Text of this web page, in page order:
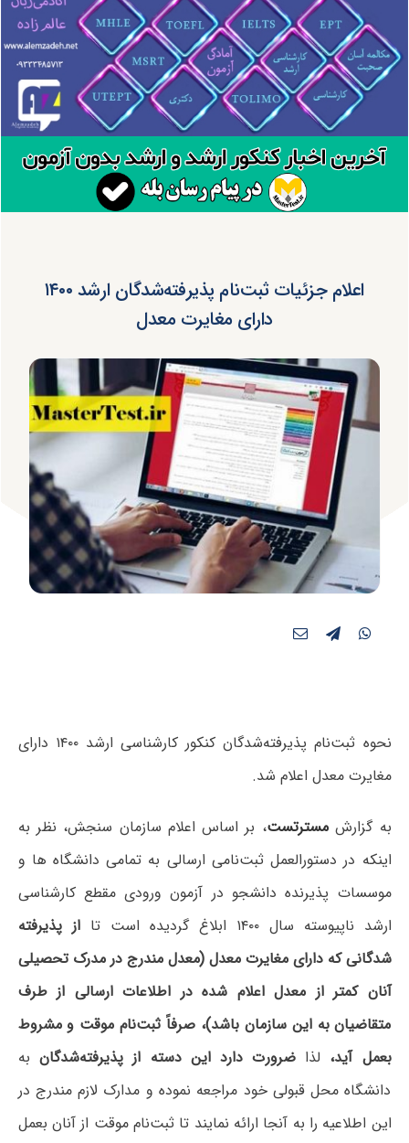
اعلام جزئیات ثبت‌نام پذیرفته‌شدگان ارشد ۱۴۰۰
دارای مغایرت معدل
نحوه ثبت‌نام پذیرفته‌شدگان کنکور کارشناسی ارشد ۱۴۰۰ دارای
مغایرت معدل اعلام شد.
به گزارشمسترتست، بر اساس اعلام سازمان سنجش، نظر به
اینکه در دستورالعمل ثبت‌نامی ارسالی به تمامی دانشگاه ها و
موسسات پذیرنده دانشجو در آزمون ورودی مقطع کارشناسی
ارشد ناپیوسته سال ۱۴۰۰ ابلاغ گردیده است تا
از پذیرفته
شدگانی که دارای مغایرت معدل (معدل مندرج در مدرک تحصیلی
آنان کمتر از معدل اعلام شده در اطلاعات ارسالی از طرف
متقاضیان به این سازمان باشد)، صرفاً ثبت‌نام موقت و مشروط
بعمل آید، لذاضرورت دارد این دسته از پذیرفته‌شدگان به
دانشگاه محل قبولی خود مراجعه نموده و مدارک لازم مندرج در
این اطلاعیه را به آنجا ارائه نمایند تا ثبت‌نام موقت از آنان بعمل